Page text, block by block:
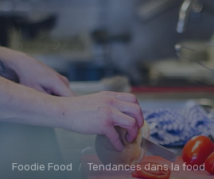
Foodie Food Tendances dans la food